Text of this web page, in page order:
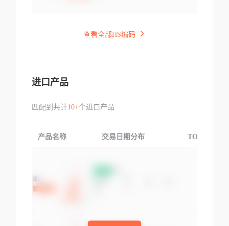
查看全部HS编码
进口产品
匹配到共计10+个进口产品
产品名称 交易日期分布 TOP3交易国